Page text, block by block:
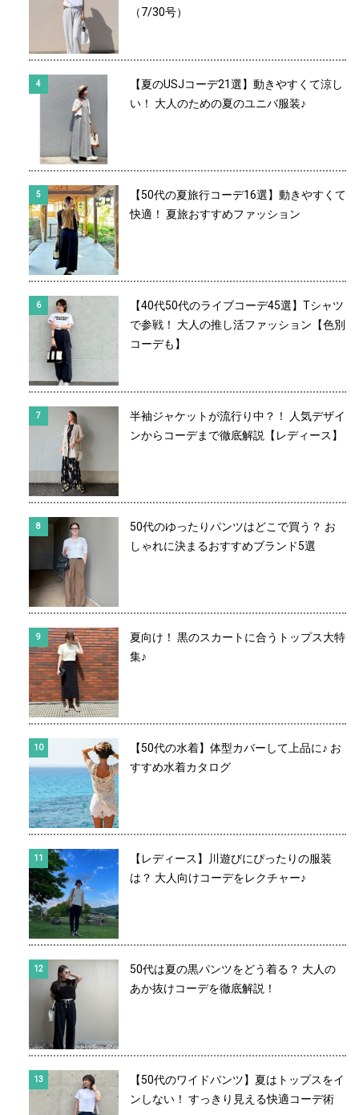
（7/30号）
【夏のUSJコーデ21選】動きやすくて涼し
い！ 大人のための夏のユニバ服装♪
【50代の夏旅行コーデ16選】動きやすくて
快適！ 夏旅おすすめファッション
【40代50代のライブコーデ45選】Tシャツ
で参戦！ 大人の推し活ファッション【色別
コーデも】
半袖ジャケットが流行り中？！ 人気デザイ
ンからコーデまで徹底解説【レディース】
50代のゆったりパンツはどこで買う？ お
しゃれに決まるおすすめブランド5選
夏向け！ 黒のスカートに合うトップス大特
集♪
【50代の水着】体型カバーして上品に♪ お
すすめ水着カタログ
【レディース】川遊びにぴったりの服装
は？ 大人向けコーデをレクチャー♪
50代は夏の黒パンツをどう着る？ 大人の
あか抜けコーデを徹底解説！
【50代のワイドパンツ】夏はトップスをイ
ンしない！ すっきり見える快適コーデ術